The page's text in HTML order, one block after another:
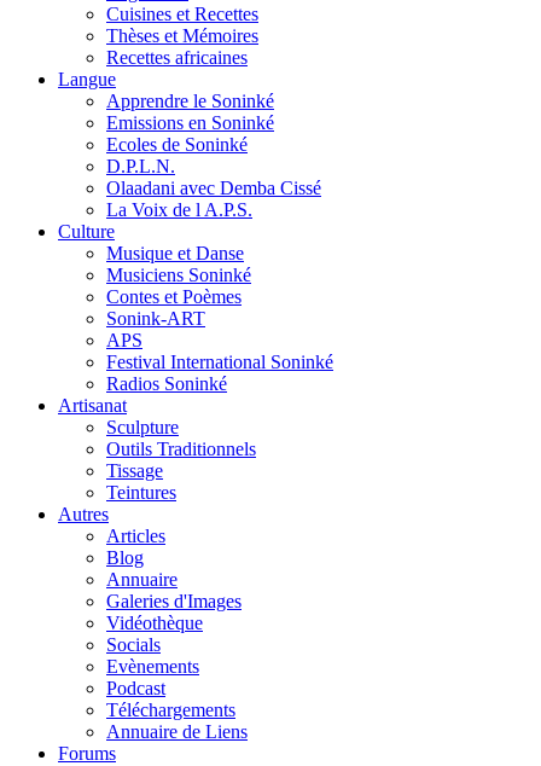
Cuisines et Recettes
Thèses et Mémoires
Recettes africaines
Langue
Apprendre le Soninké
Emissions en Soninké
Ecoles de Soninké
D.P.L.N.
Olaadani avec Demba Cissé
La Voix de l A.P.S.
Culture
Musique et Danse
Musiciens Soninké
Contes et Poèmes
Sonink-ART
APS
Festival International Soninké
Radios Soninké
Artisanat
Sculpture
Outils Traditionnels
Tissage
Teintures
Autres
Articles
Blog
Annuaire
Galeries d'Images
Vidéothèque
Socials
Evènements
Podcast
Téléchargements
Annuaire de Liens
Forums